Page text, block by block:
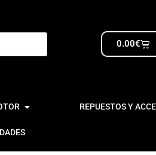
0.00€
REPUESTOS Y